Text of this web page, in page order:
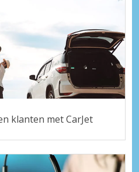
klanten met CarJet